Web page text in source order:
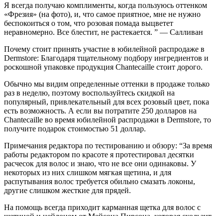
Я всегда получаю комплименты, когда пользуюсь оттенком
«Фрезия» (на фото), и, что самое приятное, мне не нужно
беспокоиться о том, что розовая помада выцветет
неравномерно. Все блестит, не растекается. ” — Салливан
Почему стоит принять участие в юбилейной распродаже в
Dermstore: Благодаря тщательному подбору ингредиентов и
роскошной упаковке продукция Chantecaille стоит дорого.
Обычно мы видим определенные оттенки в продаже только
раз в неделю, поэтому воспользуйтесь скидкой на
популярный, привлекательный для всех розовый цвет, пока
есть возможность. А если вы потратите 250 долларов на
Chantecaille во время юбилейной распродажи в Dermstore, то
получите подарок стоимостью 51 доллар.
Примечания редактора по тестированию и обзору: “За время
работы редактором по красоте я протестировал десятки
расчесок для волос и знаю, что не все они одинаковы. У
некоторых из них слишком мягкая щетина, и для
распутывания волос требуется обильно смазать локоны,
другие слишком жесткие для прядей.
На помощь всегда приходит карманная щетка для волос с